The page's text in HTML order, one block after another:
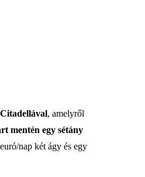
Citadellával, amelyről
mentén egy sétány
nap két ágy és egy